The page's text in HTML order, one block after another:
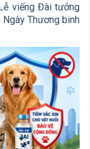
viếng Đài tưởng
Thương binh